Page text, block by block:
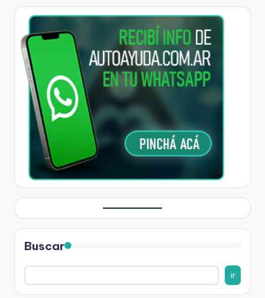
Buscar
ir